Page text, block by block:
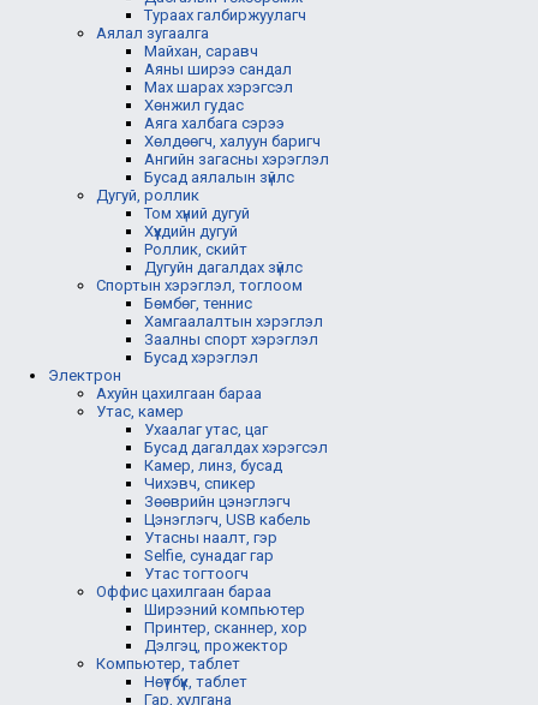
Тураах галбиржуулагч
Аялал зугаалга
Майхан, саравч
Аяны ширээ сандал
Мах шарах хэрэгсэл
Хөнжил гудас
Аяга халбага сэрээ
Хөлдөөгч, халуун баригч
Ангийн загасны хэрэглэл
Бусад аялалын зүйлс
Дугуй, роллик
Том хүний дугуй
Хүүхдийн дугуй
Роллик, скийт
Дугуйн дагалдах зүйлс
Спортын хэрэглэл, тоглоом
Бөмбөг, теннис
Хамгаалалтын хэрэглэл
Заалны спорт хэрэглэл
Бусад хэрэглэл
Электрон
Ахуйн цахилгаан бараа
Утас, камер
Ухаалаг утас, цаг
Бусад дагалдах хэрэгсэл
Камер, линз, бусад
Чихэвч, спикер
Зөөврийн цэнэглэгч
Цэнэглэгч, USB кабель
Утасны наалт, гэр
Selfie, сунадаг гар
Утас тогтоогч
Оффис цахилгаан бараа
Ширээний компьютер
Принтер, сканнер, хор
Дэлгэц, прожектор
Компьютер, таблет
Нөүтбүүк, таблет
Гар, хулгана